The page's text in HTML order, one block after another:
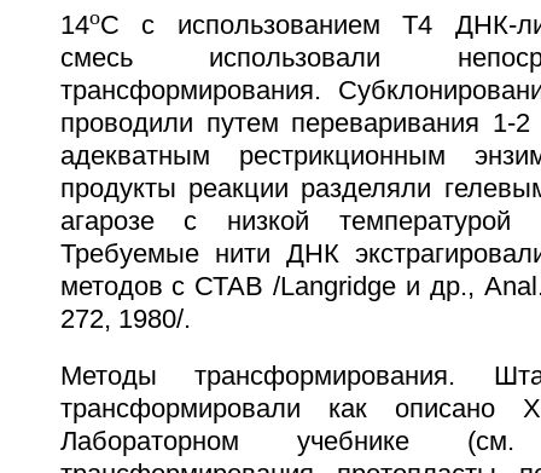
14oC с использованием T4 ДНК-
смесь использовали
трансформирования.
проводили путем переваривания
адекватным рестрикционным
продукты реакции разделяли
агарозе с низкой температурой
Требуемые нити ДНК
методов с СТАВ /Langridge и др.,
272, 1980/.
Методы трансформирования.
трансформировали как
Лабораторном учебнике